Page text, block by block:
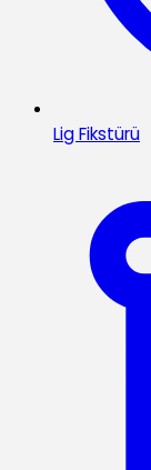
Lig Fikstürü